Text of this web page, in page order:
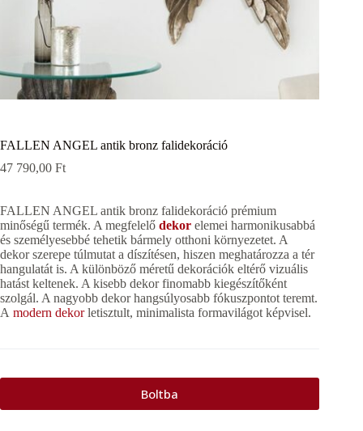
FALLEN ANGEL antik bronz falidekoráció
47 790,00 Ft
FALLEN ANGEL antik bronz falidekoráció prémium
minőségű termék. A megfelelő dekor elemei harmonikusabbá
és személyesebbé tehetik bármely otthoni környezetet. A
dekor szerepe túlmutat a díszítésen, hiszen meghatározza a tér
hangulatát is. A különböző méretű dekorációk eltérő vizuális
hatást keltenek. A kisebb dekor finomabb kiegészítőként
szolgál. A nagyobb dekor hangsúlyosabb fókuszpontot teremt.
A modern dekorletisztult, minimalista formavilágot képvisel.
Boltba